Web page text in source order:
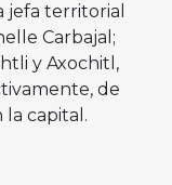
jefa territorial
Carbajal;
y Axochitl,
de
la capital.